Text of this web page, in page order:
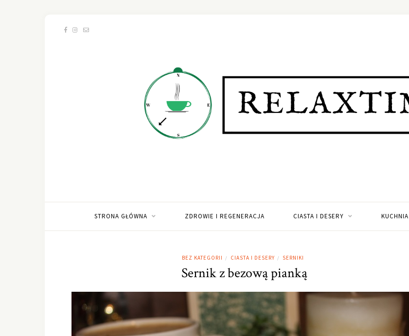
STRONA GŁÓWNA ZDROWIE I REGENERACJA CIASTA I DESERY KUCHNIA
BEZ KATEGORII / CIASTA I DESERY / SERNIKI
Sernik z bezową pianką